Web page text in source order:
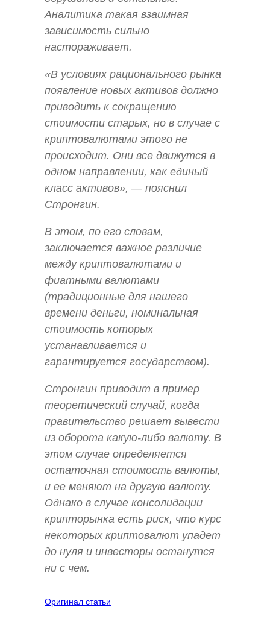
Аналитика такая взаимная
зависимость сильно
настораживает.
«В условиях рационального рынка
появление новых активов должно
приводить к сокращению
стоимости старых, но в случае с
криптовалютами этого не
происходит. Они все движутся в
одном направлении, как единый
класс активов», — пояснил
Стронгин.
В этом, по его словам,
заключается важное различие
между криптовалютами и
фиатными валютами
(традиционные для нашего
времени деньги, номинальная
стоимость которых
устанавливается и
гарантируется государством).
Стронгин приводит в пример
теоретический случай, когда
правительство решает вывести
из оборота какую-либо валюту. В
этом случае определяется
остаточная стоимость валюты,
и ее меняют на другую валюту.
Однако в случае консолидации
крипторынка есть риск, что курс
некоторых криптовалют упадет
до нуля и инвесторы останутся
ни с чем.
Оригинал статьи